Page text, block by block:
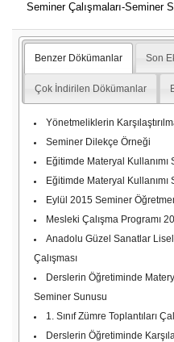
Seminer Çalışmaları-Seminer
Benzer Dökümanlar Son
Çok İndirilen Dökümanlar
Yönetmeliklerin
Seminer Dilekçe Örneği
Eğitimde Materyal Kullanımı
Eğitimde Materyal Kullanımı
Eylül 2015 Seminer
Mesleki Çalışma Programı
Anadolu Güzel Sanatlar
Çalışması
Derslerin Öğretiminde
Seminer Sunusu
1. Sınıf Zümre Toplantıları
Derslerin Öğretiminde